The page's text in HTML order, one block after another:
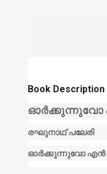
Book Description
ഓര്‍ക്കുന്നുവോ
രഘുനാഥ് പലേരി
ഓര്‍ക്കുന്നുവോ എന്‍